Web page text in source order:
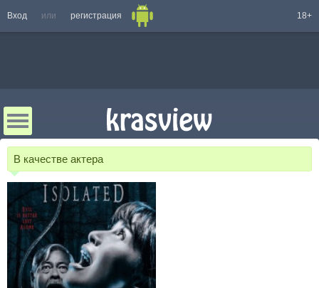
Вход или регистрация 18+
В качестве актера